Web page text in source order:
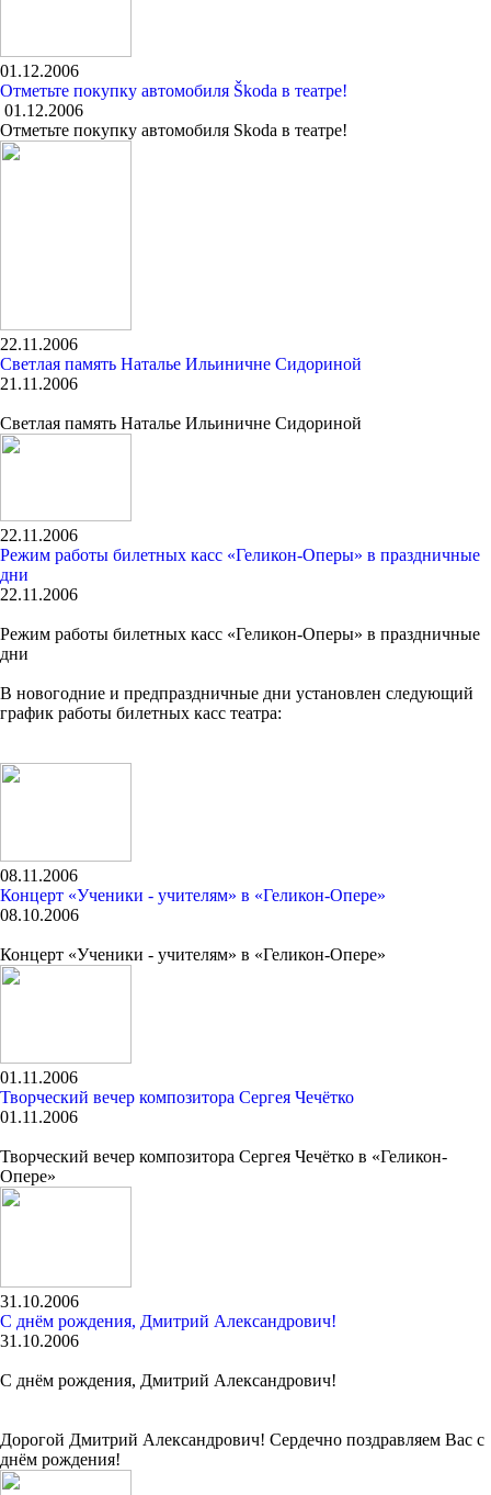
01.12.2006
Отметьте покупку автомобиля Škoda в театре!
01.12.2006
Отметьте покупку автомобиля Skoda в театре!
22.11.2006
Светлая память Наталье Ильиничне Сидориной
21.11.2006
Светлая память Наталье Ильиничне Сидориной
22.11.2006
Режим работы билетных касс «Геликон-Оперы» в праздничные
дни
22.11.2006
Режим работы билетных касс «Геликон-Оперы» в праздничные
дни
В новогодние и предпраздничные дни установлен следующий
график работы билетных касс театра:
08.11.2006
Концерт «Ученики - учителям» в «Геликон-Опере»
08.10.2006
Концерт «Ученики - учителям» в «Геликон-Опере»
01.11.2006
Творческий вечер композитора Сергея Чечётко
01.11.2006
Творческий вечер композитора Сергея Чечётко в «Геликон-
Опере»
31.10.2006
C днём рождения, Дмитрий Александрович!
31.10.2006
C днём рождения, Дмитрий Александрович!
Дорогой Дмитрий Александрович! Сердечно поздравляем Вас с
днём рождения!